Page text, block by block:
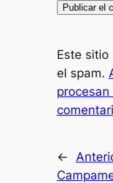
Este
el spam.
←